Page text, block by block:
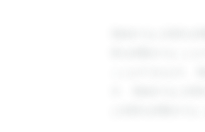
登録すると回答を
答を閲覧すること
ことができます。
す。登録すると回
と回答を閲覧する